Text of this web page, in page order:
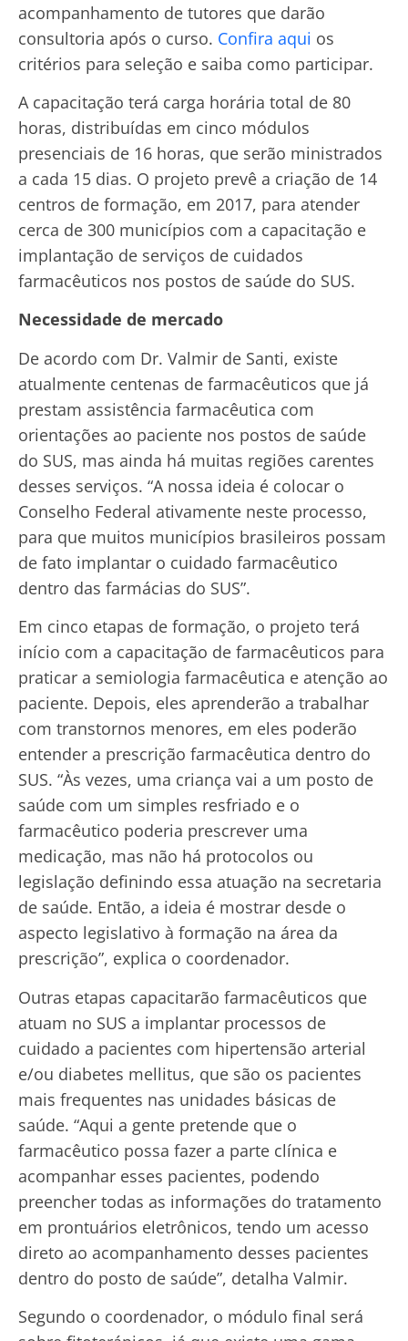
acompanhamento de tutores que darão
consultoria após o curso. Confira aqui os
critérios para seleção e saiba como participar.
A capacitação terá carga horária total de 80
horas, distribuídas em cinco módulos
presenciais de 16 horas, que serão ministrados
a cada 15 dias. O projeto prevê a criação de 14
centros de formação, em 2017, para atender
cerca de 300 municípios com a capacitação e
implantação de serviços de cuidados
farmacêuticos nos postos de saúde do SUS.
Necessidade de mercado
De acordo com Dr. Valmir de Santi, existe
atualmente centenas de farmacêuticos que já
prestam assistência farmacêutica com
orientações ao paciente nos postos de saúde
do SUS, mas ainda há muitas regiões carentes
desses serviços. “A nossa ideia é colocar o
Conselho Federal ativamente neste processo,
para que muitos municípios brasileiros possam
de fato implantar o cuidado farmacêutico
dentro das farmácias do SUS”.
Em cinco etapas de formação, o projeto terá
início com a capacitação de farmacêuticos para
praticar a semiologia farmacêutica e atenção ao
paciente. Depois, eles aprenderão a trabalhar
com transtornos menores, em eles poderão
entender a prescrição farmacêutica dentro do
SUS. “Às vezes, uma criança vai a um posto de
saúde com um simples resfriado e o
farmacêutico poderia prescrever uma
medicação, mas não há protocolos ou
legislação definindo essa atuação na secretaria
de saúde. Então, a ideia é mostrar desde o
aspecto legislativo à formação na área da
prescrição”, explica o coordenador.
Outras etapas capacitarão farmacêuticos que
atuam no SUS a implantar processos de
cuidado a pacientes com hipertensão arterial
e/ou diabetes mellitus, que são os pacientes
mais frequentes nas unidades básicas de
saúde. “Aqui a gente pretende que o
farmacêutico possa fazer a parte clínica e
acompanhar esses pacientes, podendo
preencher todas as informações do tratamento
em prontuários eletrônicos, tendo um acesso
direto ao acompanhamento desses pacientes
dentro do posto de saúde”, detalha Valmir.
Segundo o coordenador, o módulo final será